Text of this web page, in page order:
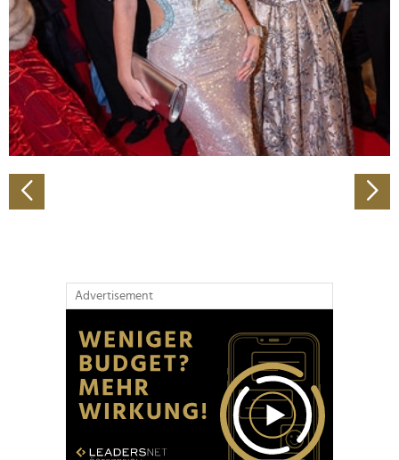
personalisieren, Funktionen für soziale Medien anbieten
zu können und die Zugriffe auf unsere Website zu
analysieren. Außerdem geben wir Informationen zu Ihrer
Verwendung unserer Website an unsere Partner für
soziale Medien, Werbung und Analysen weiter. Unsere
Partner führen diese Informationen möglicherweise mit
weiteren Daten zusammen, die Sie ihnen bereitgestellt
gesammelt haben.
Advertisement